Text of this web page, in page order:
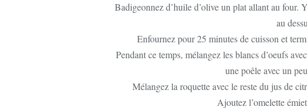
Badigeonnez d’huile d’olive un plat allant au four.
au
Enfournez pour 25 minutes de cuisson et
Pendant ce temps, mélangez les blancs d’oeufs
une poêle avec un
Mélangez la roquette avec le reste du jus de
Ajoutez l’omelette